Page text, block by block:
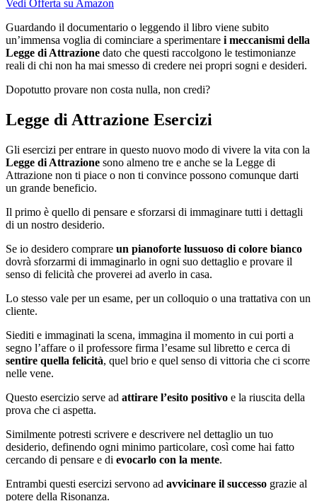
Vedi Offerta su Amazon
Guardando il documentario o leggendo il libro viene subito
un’immensa voglia di cominciare a sperimentare i meccanismi della
Legge di Attrazione dato che questi raccolgono le testimonianze
reali di chi non ha mai smesso di credere nei propri sogni e desideri.
Dopotutto provare non costa nulla, non credi?
Legge di Attrazione Esercizi
Gli esercizi per entrare in questo nuovo modo di vivere la vita con la
Legge di Attrazione sono almeno tre e anche se la Legge di
Attrazione non ti piace o non ti convince possono comunque darti
un grande beneficio.
Il primo è quello di pensare e sforzarsi di immaginare tutti i dettagli
di un nostro desiderio.
Se io desidero comprare un pianoforte lussuoso di colore bianco
dovrà sforzarmi di immaginarlo in ogni suo dettaglio e provare il
senso di felicità che proverei ad averlo in casa.
Lo stesso vale per un esame, per un colloquio o una trattativa con un
cliente.
Siediti e immaginati la scena, immagina il momento in cui porti a
segno l’affare o il professore firma l’esame sul libretto e cerca di
sentire quella felicità, quel brio e quel senso di vittoria che ci scorre
nelle vene.
Questo esercizio serve ad attirare l’esito positivo e la riuscita della
prova che ci aspetta.
Similmente potresti scrivere e descrivere nel dettaglio un tuo
desiderio, definendo ogni minimo particolare, così come hai fatto
cercando di pensare e di evocarlo con la mente.
Entrambi questi esercizi servono ad avvicinare il successo grazie al
potere della Risonanza.